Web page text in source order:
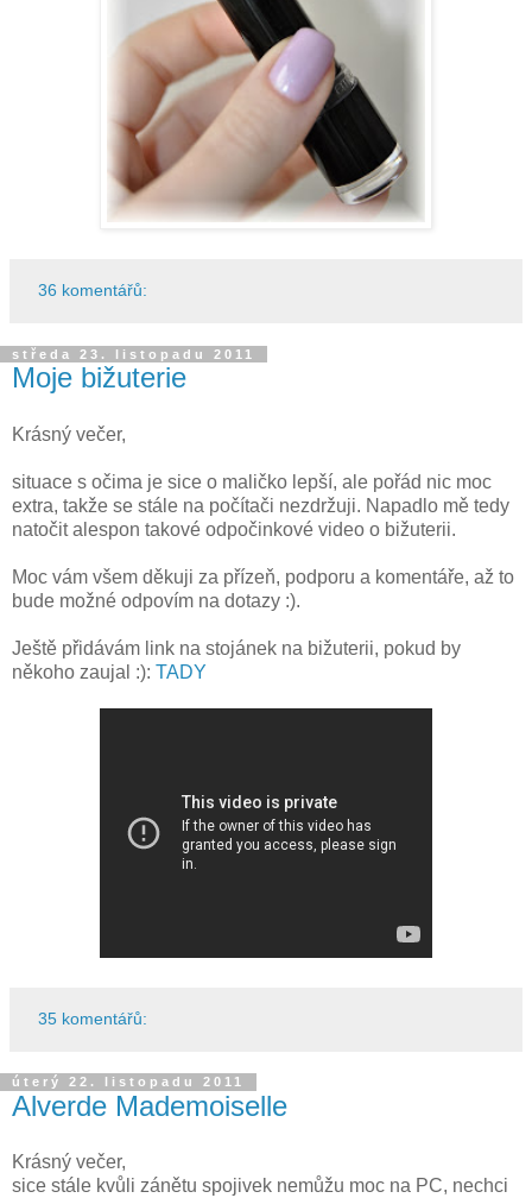
36 komentářů:
středa 23. listopadu 2011
Moje bižuterie
Krásný večer,
situace s očima je sice o maličko lepší, ale pořád nic moc
extra, takže se stále na počítači nezdržuji. Napadlo mě tedy
natočit alespon takové odpočinkové video o bižuterii.
Moc vám všem děkuji za přízeň, podporu a komentáře, až to
bude možné odpovím na dotazy :).
Ještě přidávám link na stojánek na bižuterii, pokud by
někoho zaujal :): TADY
35 komentářů:
úterý 22. listopadu 2011
Alverde Mademoiselle
Krásný večer,
sice stále kvůli zánětu spojivek nemůžu moc na PC, nechci